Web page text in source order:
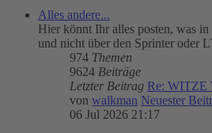
Alles andere...
Hier könnt Ihr alles posten, was in
und nicht über den Sprinter oder
974 Themen
9624 Beiträge
Letzter Beitrag Re:
von walkman Neuester
06 Jul 2026 21:17